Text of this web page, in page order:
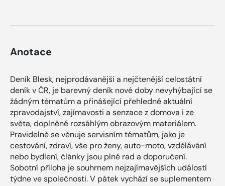
Anotace
Deník Blesk, nejprodávanější a nejčtenější celostátní
deník v ČR, je barevný deník nové doby nevyhýbající se
žádným tématům a přinášející přehledné aktuální
zpravodajství, zajímavosti a senzace z domova i ze
světa, doplněné rozsáhlým obrazovým materiálem.
Pravidelně se věnuje servisním tématům, jako je
cestování, zdraví, vše pro ženy, auto-moto, vzdělávání
nebo bydlení, články jsou plné rad a doporučení.
Sobotní příloha je souhrnem nejzajímavějších událostí
týdne ve společnosti. V pátek vychází se suplementem